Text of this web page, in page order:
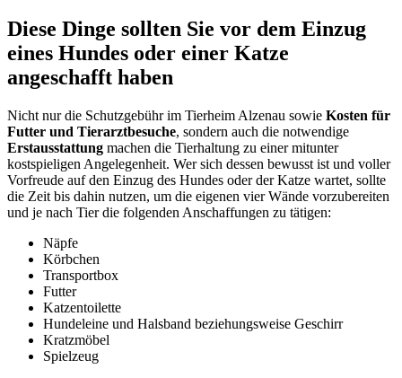
Diese Dinge sollten Sie vor dem Einzug
eines Hundes oder einer Katze
angeschafft haben
Nicht nur die Schutzgebühr im Tierheim Alzenau sowie Kosten für
Futter und Tierarztbesuche, sondern auch die notwendige
Erstausstattung machen die Tierhaltung zu einer mitunter
kostspieligen Angelegenheit. Wer sich dessen bewusst ist und voller
Vorfreude auf den Einzug des Hundes oder der Katze wartet, sollte
die Zeit bis dahin nutzen, um die eigenen vier Wände vorzubereiten
und je nach Tier die folgenden Anschaffungen zu tätigen:
Näpfe
Körbchen
Transportbox
Futter
Katzentoilette
Hundeleine und Halsband beziehungsweise Geschirr
Kratzmöbel
Spielzeug